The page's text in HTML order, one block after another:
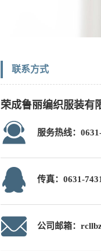
联系方式
荣成鲁丽编织服装有
服务热线：
传真：0631-
公司邮箱：